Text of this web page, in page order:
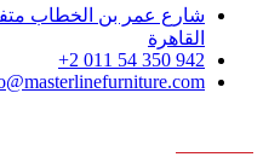
شارع عمر بن الخطاب
القاهرة
942 350 54 011 2+